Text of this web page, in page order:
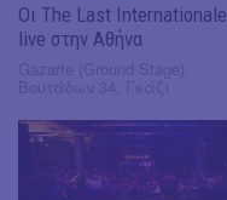
Οι The Last Internationale
live στην Αθήνα